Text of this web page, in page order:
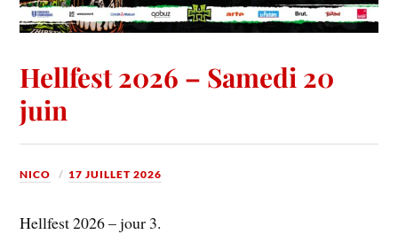
Hellfest 2026 – Samedi 20
juin
NICO 17 JUILLET 2026
Hellfest 2026 – jour 3.